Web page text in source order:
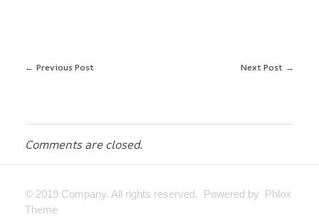
Previous Post Next Post
Comments are closed.
© 2019 Company. All rights reserved. Powered by Phlox
Theme